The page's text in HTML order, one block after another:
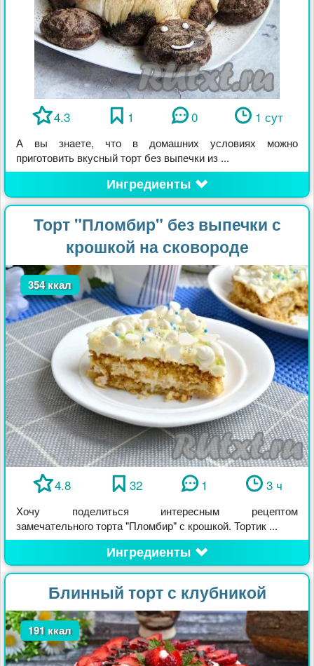
4.3 1 0 1 сут
А вы знаете, что в домашних условиях можно
приготовить вкусный торт без выпечки из ...
Ингредиенты
Торт "Пломбир" без выпечки с
крошкой на сковороде
354 ккал
4.8 32 1 3 ч
Хочу поделиться интересным рецептом
замечательного торта "Пломбир" с крошкой. Тортик ...
Ингредиенты
Блинный торт с клубникой
191 ккал